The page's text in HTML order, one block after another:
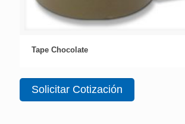
Tape Chocolate
Solicitar Cotización